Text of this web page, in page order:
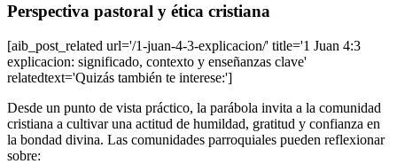
Perspectiva pastoral y ética cristiana
[aib_post_related url='/1-juan-4-3-explicacion/' title='1 Juan 4:3
explicacion: significado, contexto y enseñanzas clave'
relatedtext='Quizás también te interese:']
Desde un punto de vista práctico, la parábola invita a la comunidad
cristiana a cultivar una actitud de humildad, gratitud y confianza en
la bondad divina. Las comunidades parroquiales pueden reflexionar
sobre: